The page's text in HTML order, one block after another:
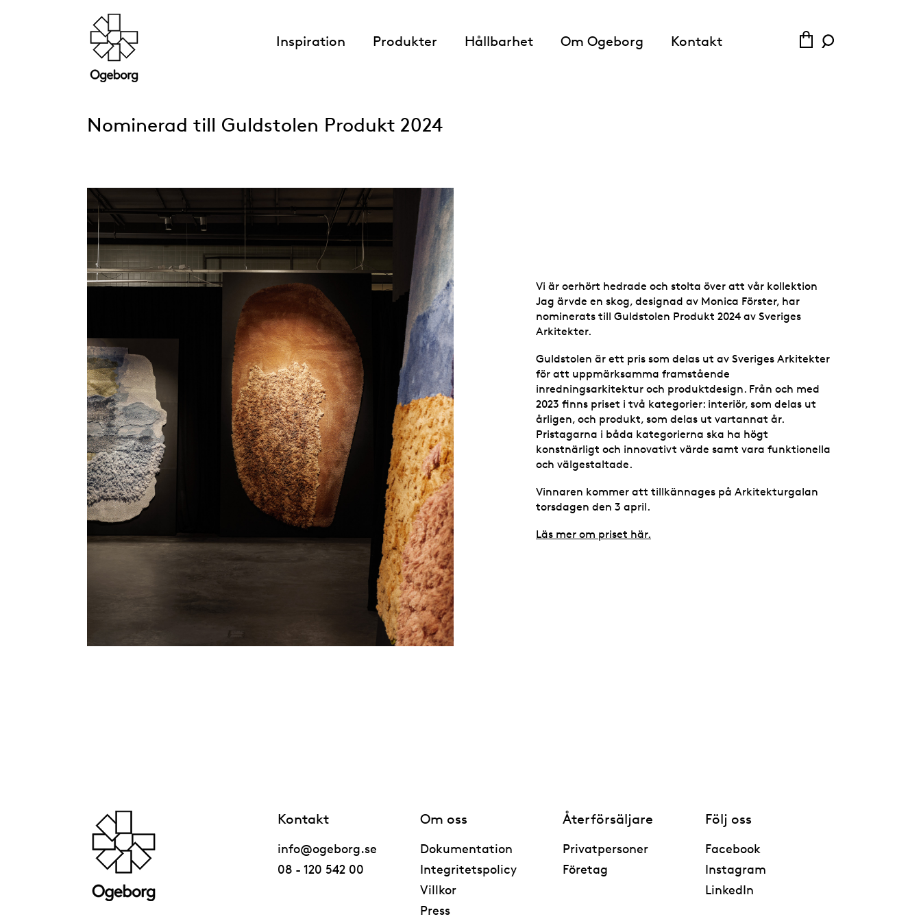
Inspiration Produkter Hållbarhet Om Ogeborg Kontakt
Nominerad till Guldstolen Produkt 2024
Vi är oerhört hedrade och stolta över att vår kollektion
Jag ärvde en skog, designad av Monica Förster, har
nominerats till Guldstolen Produkt 2024 av Sveriges
Arkitekter.
Guldstolen är ett pris som delas ut av Sveriges Arkitekter
för att uppmärksamma framstående
inredningsarkitektur och produktdesign. Från och med
2023 finns priset i två kategorier: interiör, som delas ut
årligen, och produkt, som delas ut vartannat år.
Pristagarna i båda kategorierna ska ha högt
konstnärligt och innovativt värde samt vara funktionella
och välgestaltade.
Vinnaren kommer att tillkännages på Arkitekturgalan
torsdagen den 3 april.
Läs mer om priset här.
Kontakt
info@ogeborg.se
08 - 120 542 00
Om oss
Dokumentation
Integritetspolicy
Villkor
Press
Återförsäljare
Privatpersoner
Företag
Följ oss
Facebook
Instagram
LinkedIn